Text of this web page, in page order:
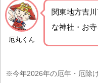
厄丸くん
関東地方吉
な神社・お
※今年2026年の厄年・厄除